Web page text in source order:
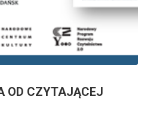
OD CZYTAJĄCEJ